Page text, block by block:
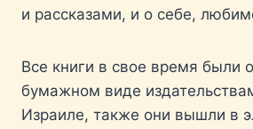
и рассказами, и о себе,
Все книги в свое время были
бумажном виде
Израиле, также они вышли в